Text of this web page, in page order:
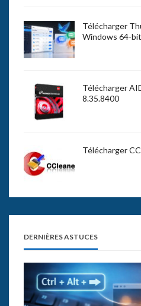
Télécharger
Windows 64-bit
Télécharger
8.35.8400
Télécharger
DERNIÈRES ASTUCES